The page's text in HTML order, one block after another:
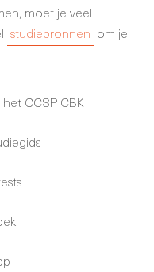
moet je veel
studiebronnen om je
CCSP CBK